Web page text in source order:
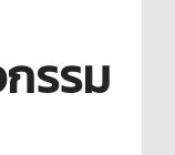
รรม